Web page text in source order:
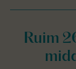
Ruim